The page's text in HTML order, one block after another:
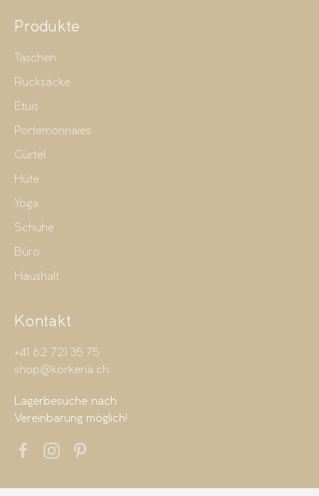
Produkte
Taschen
Rucksäcke
Etuis
Portemonnaies
Gürtel
Hüte
Yoga
Schuhe
Büro
Haushalt
Kontakt
+41 62 721 35 75
shop@korkeria.ch
Lagerbesuche nach
Vereinbarung möglich!